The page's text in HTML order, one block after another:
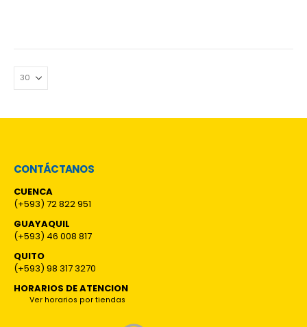
CONTÁCTANOS
CUENCA
(+593) 72 822 951
GUAYAQUIL
(+593) 46 008 817
QUITO
(+593) 98 317 3270
HORARIOS DE ATENCION
Ver horarios por tiendas